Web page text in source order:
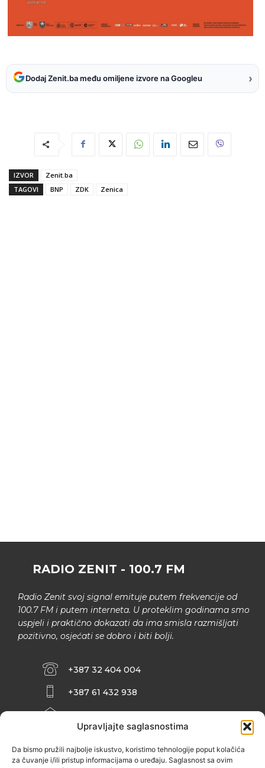
Upravljajte saglasnostima
Da bismo pružili najbolje iskustvo, koristimo tehnologije poput kolačića
za čuvanje i/ili pristup informacijama o uređaju. Saglasnost sa ovim
Dodaj Zenit.ba među omiljene izvore na Googleu ›
IZVOR
Zenit.ba
TAGOVI
BNP ZDK Zenica
RADIO ZENIT - 100.7 FM
Radio Zenit svoj signal emituje putem frekvencije od
100.7 FM i putem interneta. U proteklim godinama smo
uspjeli i praktično dokazati da ima smisla razmišljati
pozitivno, osjećati se dobro i biti bolji.
+387 32 404 004
+387 61 432 938
INFO@ZENIT.BA
ZENIČANKA, 3. SPRAT), 72000 ZENICA